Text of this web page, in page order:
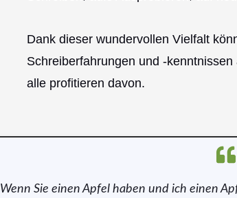
Dank dieser wundervollen Vielfalt
Schreiberfahrungen und -
alle profitieren davon.
Wenn Sie einen Apfel haben und ich einen